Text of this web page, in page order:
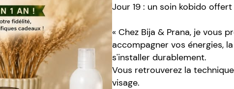
Jour 19 : un soin kobido
« Chez Bija & Prana, je vous
accompagner vos énergies,
s'installer durablement.
Vous retrouverez la
visage.